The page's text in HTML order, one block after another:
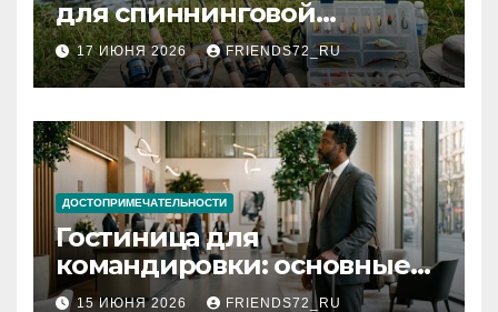
для спиннинговой
рыбалки: назначение и
типы
17 ИЮНЯ 2026 FRIENDS72_RU
ДОСТОПРИМЕЧАТЕЛЬНОСТИ
Гостиница для
командировки: основные
критерии выбора
15 ИЮНЯ 2026 FRIENDS72_RU